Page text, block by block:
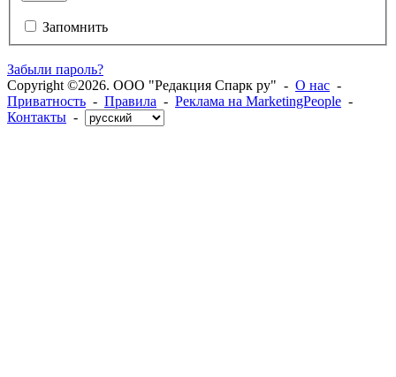
Запомнить
Забыли пароль?
Copyright ©2026. ООО "Редакция Спарк ру" - О нас -
Приватность - Правила - Реклама на MarketingPeople -
Контакты -